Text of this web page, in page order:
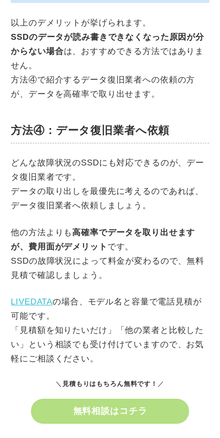
以上のデメリットが挙げられます。
SSDのデータが読み書きできなくなった原因が分
からない場合は、おすすめできる方法ではありま
せん。
方法④で紹介するデータ復旧業者への依頼の方
が、データを高確率で取り出せます。
方法④：データ復旧業者へ依頼
どんな故障状況のSSDにも対応できるのが、デー
タ復旧業者です。
データの取り出しを最優先に考えるのであれば、
データ復旧業者へ依頼しましょう。
他の方法よりも高確率でデータを取り出せます
が、費用面がデメリット です。
SSDの故障状況によって料金が変わるので、無料
見積で確認しましょう。
LIVEDATAの場合、モデル名と容量で電話見積が
可能です。
「見積額を知りたいだけ」「他の業者と比較した
い」という相談でも受け付けていますので、お気
軽にご相談ください。
＼ 見積もりはもちろん無料です！ ／
無料相談はコチラ